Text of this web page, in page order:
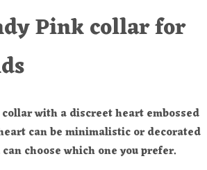
Pink collar for
with a discreet heart embossed
can be minimalistic or decorated
choose which one you prefer.